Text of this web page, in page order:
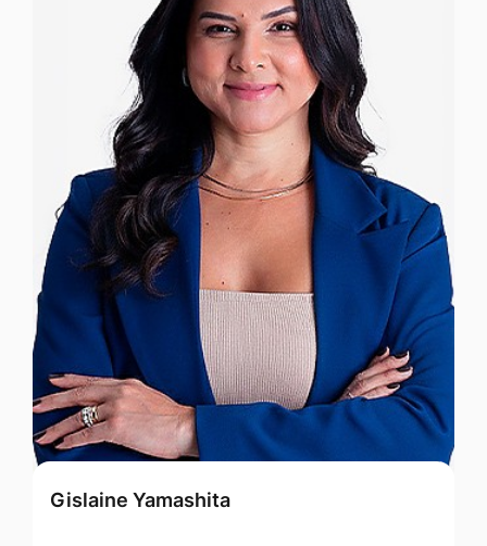
Gislaine Yamashita